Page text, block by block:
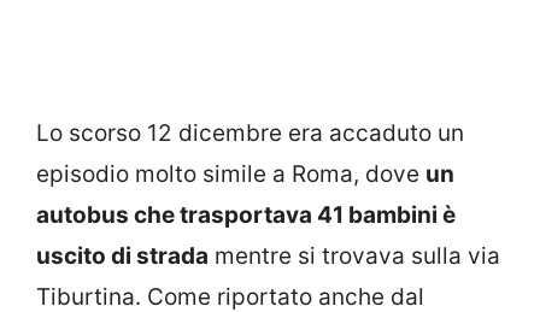
Lo scorso 12 dicembre era accaduto un
episodio molto simile a Roma, dove un
autobus che trasportava 41 bambini è
uscito di strada mentre si trovava sulla via
Tiburtina. Come riportato anche dal